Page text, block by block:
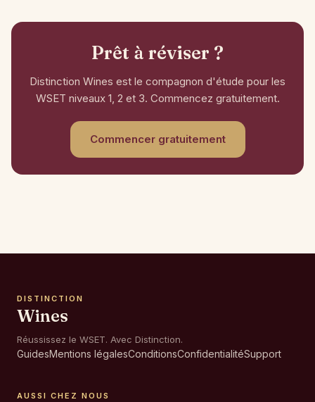
Prêt à réviser ?
Distinction Wines est le compagnon d'étude pour les
WSET niveaux 1, 2 et 3. Commencez gratuitement.
Commencer gratuitement
DISTINCTION
Wines
Réussissez le WSET. Avec Distinction.
GuidesMentions légalesConditionsConfidentialitéSupport
AUSSI CHEZ NOUS